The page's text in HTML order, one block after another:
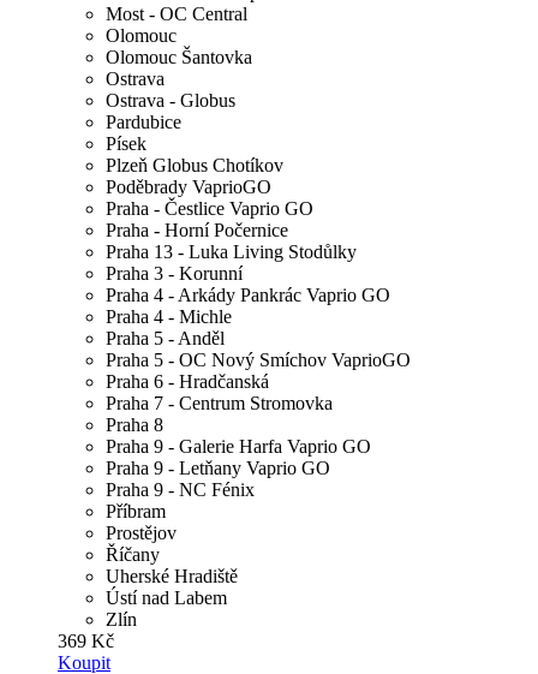
Most - OC Central
Olomouc
Olomouc Šantovka
Ostrava
Ostrava - Globus
Pardubice
Písek
Plzeň Globus Chotíkov
Poděbrady VaprioGO
Praha - Čestlice Vaprio GO
Praha - Horní Počernice
Praha 13 - Luka Living Stodůlky
Praha 3 - Korunní
Praha 4 - Arkády Pankrác Vaprio GO
Praha 4 - Michle
Praha 5 - Anděl
Praha 5 - OC Nový Smíchov VaprioGO
Praha 6 - Hradčanská
Praha 7 - Centrum Stromovka
Praha 8
Praha 9 - Galerie Harfa Vaprio GO
Praha 9 - Letňany Vaprio GO
Praha 9 - NC Fénix
Příbram
Prostějov
Říčany
Uherské Hradiště
Ústí nad Labem
Zlín
369 Kč
Koupit